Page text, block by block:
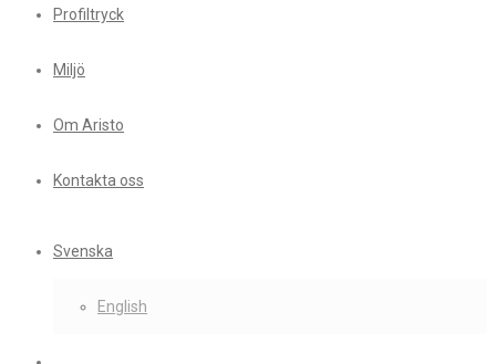
Profiltryck
Miljö
Om Aristo
Kontakta oss
Svenska
English